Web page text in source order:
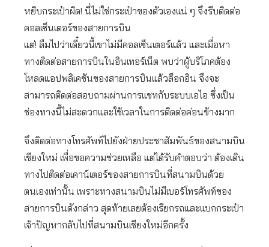
หยิบกระเป๋าผิด! นี่ไม่ใช่กระเป๋าของตัวเองแน่ ๆ จึงรีบติดต่อ
คอลเซ็นเตอร์ของสายการบิน
แต่! ลืมไปว่าเดี๋ยวนี้เขาไม่มีคอลเซ็นเตอร์แล้ว และเมื่อหา
ทางติดต่อสายการบินในอินเทอร์เน็ต พบว่าผู้บริโภคต้อง
โหลดแอปพลิเคชันของสายการบินแล้วล็อกอิน จึงจะ
สามารถติดต่อสอบถามผ่านการแชทกับระบบเอไอ ซึ่งเป็น
ช่องทางนี้ไม่สะดวกและใช้เวลาในการติดต่อค่อนข้างมาก
จึงติดต่อทางโทรศัพท์ไปยังฝ่ายประชาสัมพันธ์ของสนามบิน
เชียงใหม่ เพื่อขอความช่วยเหลือ แต่ได้รับคำตอบว่า ต้องเดิน
ทางไปติดต่อเคาน์เตอร์ของสายการบินที่สนามบินด้วย
ตนเองเท่านั้น เพราะทางสนามบินไม่มีเบอร์โทรศัพท์ของ
สายการบินดังกล่าว สุดท้ายเลยต้องเรียกรถและแบกกระเป๋า
เจ้าปัญหากลับไปที่สนามบินเชียงใหม่อีกครั้ง